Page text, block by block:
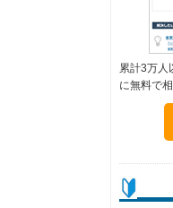
累計3万人
に無料で